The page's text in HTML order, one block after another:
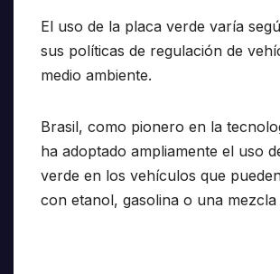
El uso de la placa verde varía
sus políticas de regulación de
medio ambiente.
Brasil, como pionero en la
ha adoptado ampliamente el uso
verde en los vehículos que
con etanol, gasolina o una mezcla